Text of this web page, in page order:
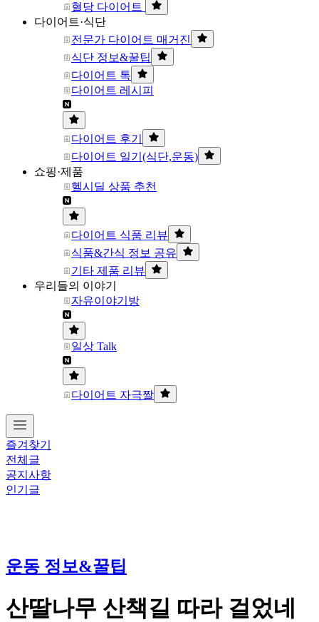
혈당 다이어트
다이어트·식단
전문가 다이어트 매거진
식단 정보&꿀팁
다이어트 톡
다이어트 레시피
다이어트 후기
다이어트 일기(식단,운동)
쇼핑·제품
헬시딜 상품 추천
다이어트 식품 리뷰
식품&간식 정보 공유
기타 제품 리뷰
우리들의 이야기
자유이야기방
일상 Talk
다이어트 자극짤
즐겨찾기
전체글
공지사항
인기글
운동 정보&꿀팁
산딸나무 산책길 따라 걸었네